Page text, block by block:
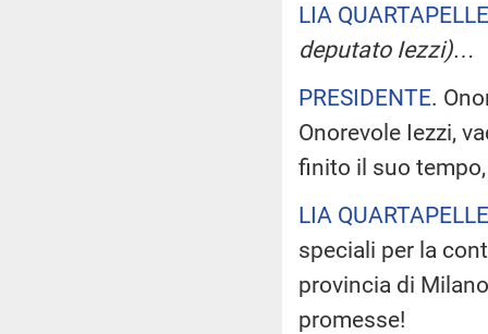
LIA
deputato Iezzi)…
PRESIDENTE.
Onorevole Iezzi,
finito il suo
LIA
speciali per la
provincia di
promesse!